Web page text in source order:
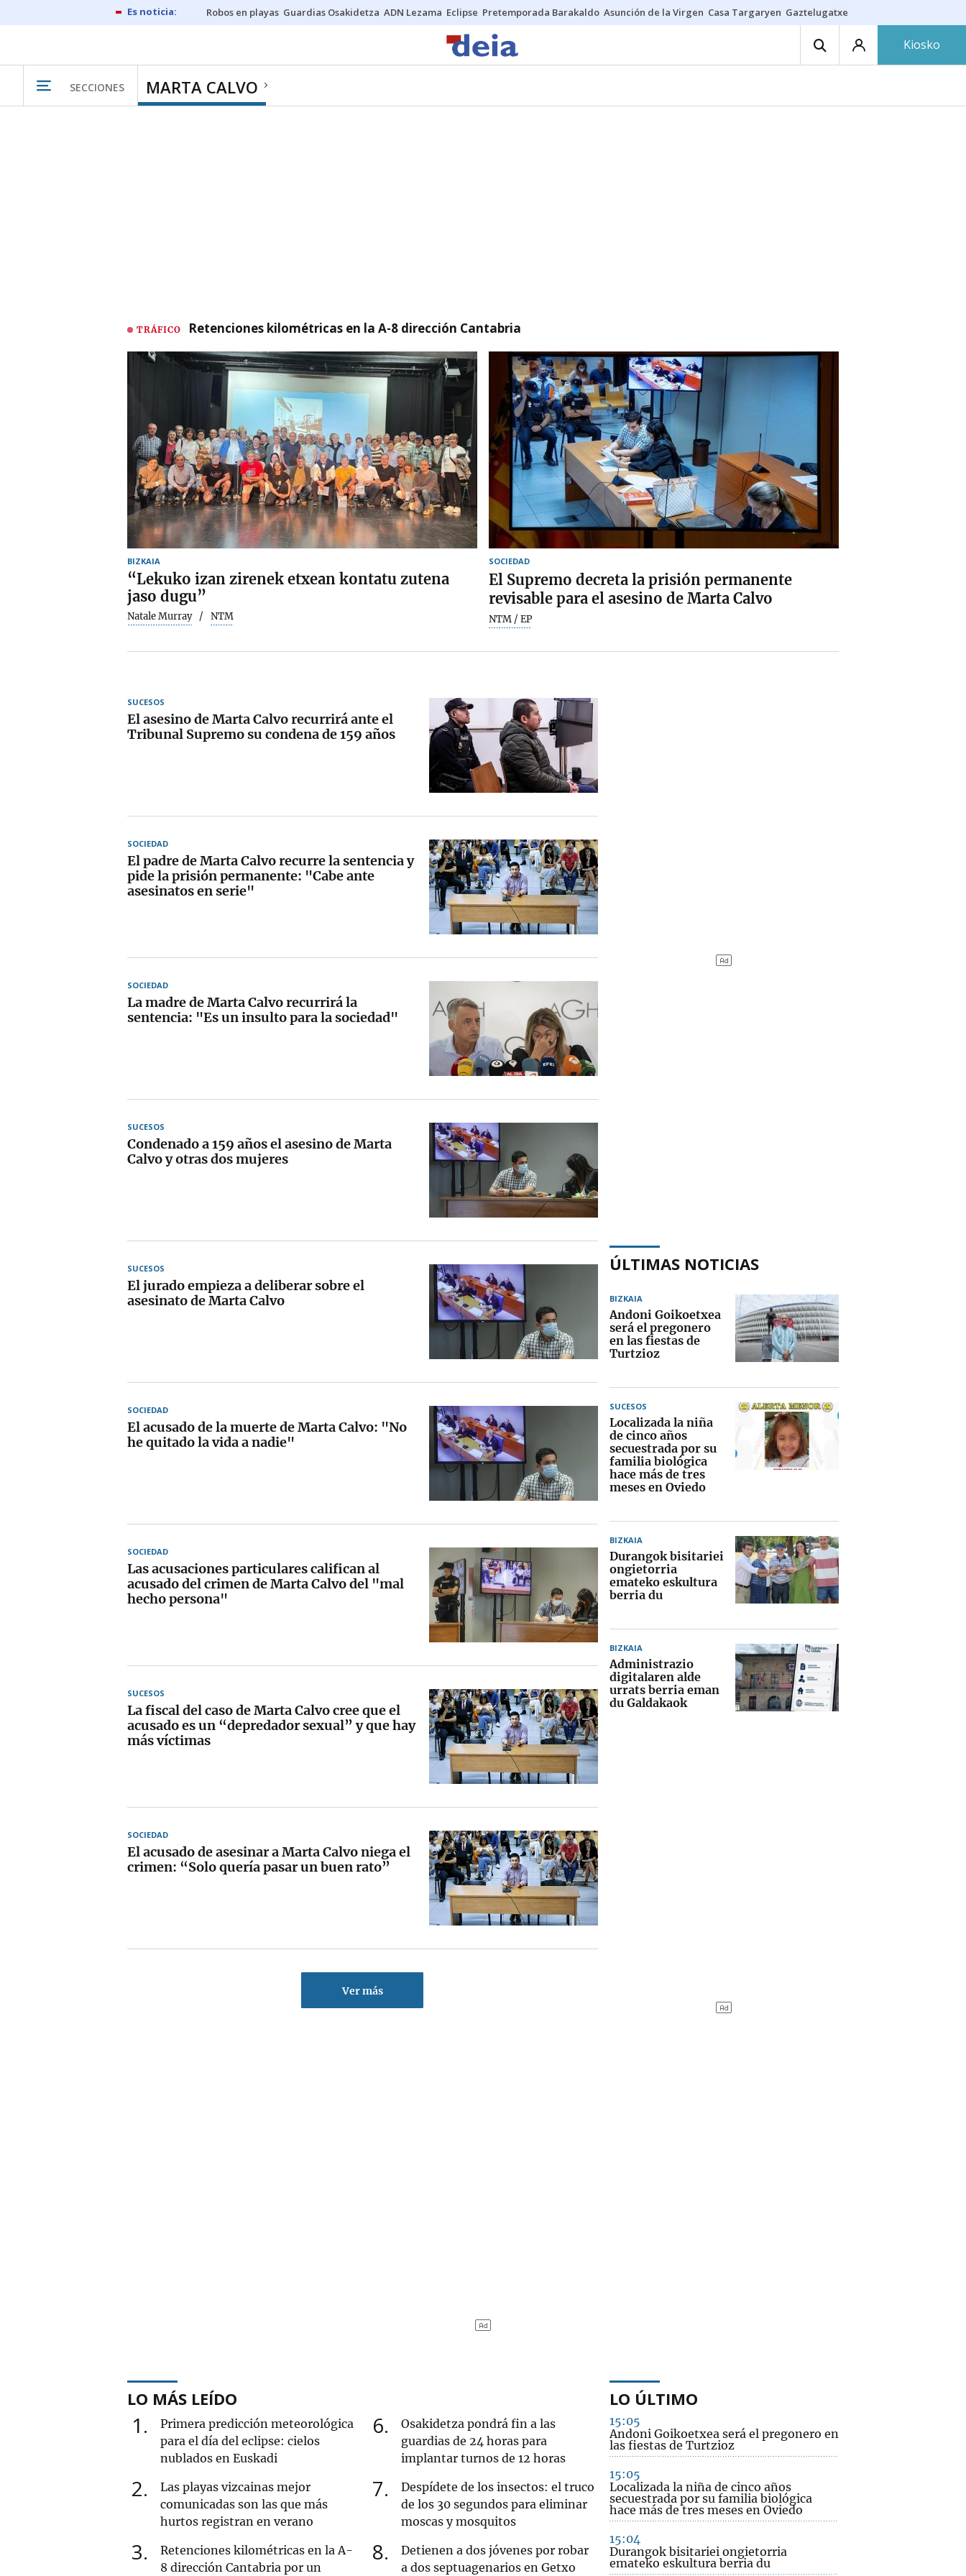
Robos en playas Guardias Osakidetza ADN Lezama Eclipse Pretemporada Barakaldo Asunción de la Virgen Casa Targaryen Gaztelugatxe
Kiosko
SECCIONES MARTA CALVO
TRÁFICO Retenciones kilométricas en la A-8 dirección Cantabria
BIZKAIA
“Lekuko izan zirenek etxean kontatu zutena
jaso dugu”
Natale Murray NTM
SOCIEDAD
El Supremo decreta la prisión permanente
revisable para el asesino de Marta Calvo
NTM / EP
SUCESOS
El asesino de Marta Calvo recurrirá ante el
Tribunal Supremo su condena de 159 años
SOCIEDAD
El padre de Marta Calvo recurre la sentencia y
pide la prisión permanente: "Cabe ante
asesinatos en serie"
SOCIEDAD
La madre de Marta Calvo recurrirá la
sentencia: "Es un insulto para la sociedad"
SUCESOS
Condenado a 159 años el asesino de Marta
Calvo y otras dos mujeres
SUCESOS
El jurado empieza a deliberar sobre el
asesinato de Marta Calvo
SOCIEDAD
El acusado de la muerte de Marta Calvo: "No
he quitado la vida a nadie"
SOCIEDAD
Las acusaciones particulares califican al
acusado del crimen de Marta Calvo del "mal
hecho persona"
SUCESOS
La fiscal del caso de Marta Calvo cree que el
acusado es un “depredador sexual” y que hay
más víctimas
SOCIEDAD
El acusado de asesinar a Marta Calvo niega el
crimen: “Solo quería pasar un buen rato”
Ver más
ÚLTIMAS NOTICIAS
BIZKAIA
Andoni Goikoetxea
será el pregonero
en las fiestas de
Turtzioz
SUCESOS
Localizada la niña
de cinco años
secuestrada por su
familia biológica
hace más de tres
meses en Oviedo
BIZKAIA
Durangok bisitariei
ongietorria
emateko eskultura
berria du
BIZKAIA
Administrazio
digitalaren alde
urrats berria eman
du Galdakaok
LO MÁS LEÍDO
1
Primera predicción meteorológica
para el día del eclipse: cielos
nublados en Euskadi
2
Las playas vizcainas mejor
comunicadas son las que más
hurtos registran en verano
3
Retenciones kilométricas en la A-
8 dirección Cantabria por un
6
Osakidetza pondrá fin a las
guardias de 24 horas para
implantar turnos de 12 horas
7
Despídete de los insectos: el truco
de los 30 segundos para eliminar
moscas y mosquitos
8
Detienen a dos jóvenes por robar
a dos septuagenarios en Getxo
LO ÚLTIMO
15:05
Andoni Goikoetxea será el pregonero en
las fiestas de Turtzioz
15:05
Localizada la niña de cinco años
secuestrada por su familia biológica
hace más de tres meses en Oviedo
15:04
Durangok bisitariei ongietorria
emateko eskultura berria du